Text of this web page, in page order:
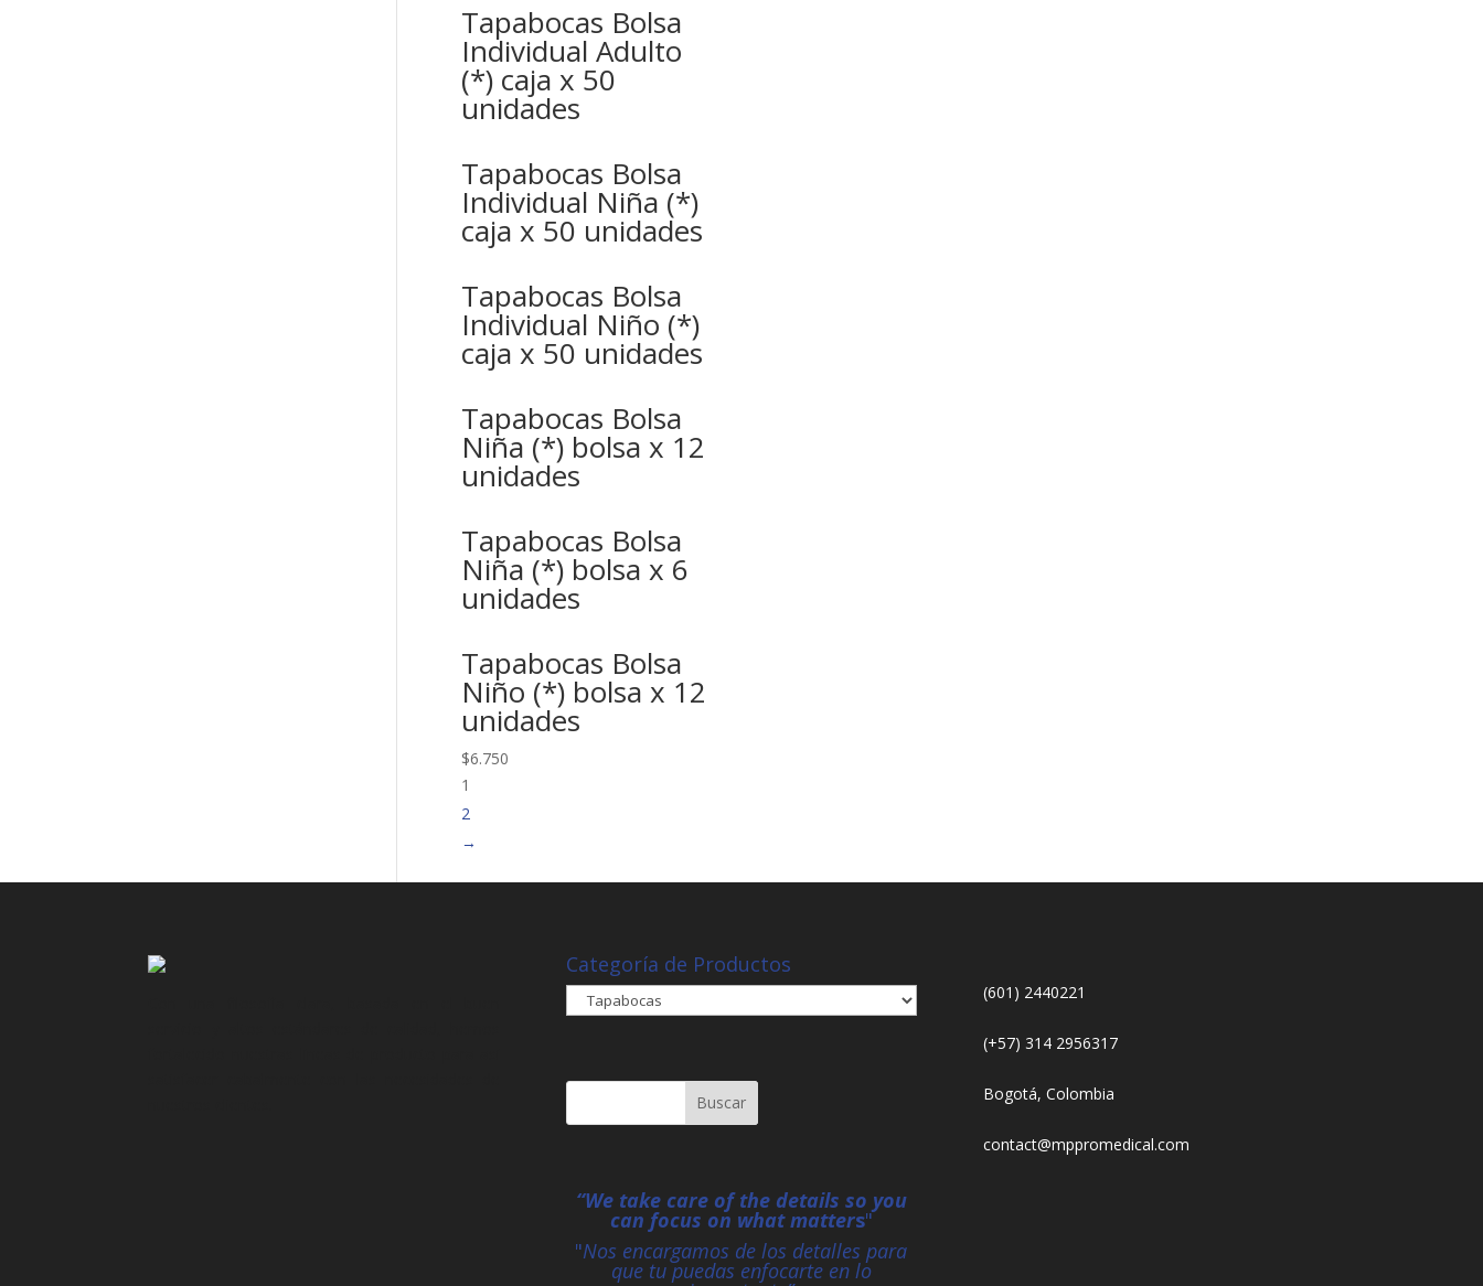
Tapabocas Bolsa
Individual Adulto
(*) caja x 50
unidades
Tapabocas Bolsa
Individual Niña (*)
caja x 50 unidades
Tapabocas Bolsa
Individual Niño (*)
caja x 50 unidades
Tapabocas Bolsa
Niña (*) bolsa x 12
unidades
Tapabocas Bolsa
Niña (*) bolsa x 6
unidades
Tapabocas Bolsa
Niño (*) bolsa x 12
unidades
$6.750
1
2
→
Categoría de Productos
“We take care of the details so you
can focus on what matters"
"Nos encargamos de los detalles para
que tu puedas enfocarte en lo
(601) 2440221
(+57) 314 2956317
Bogotá, Colombia
contact@mppromedical.com